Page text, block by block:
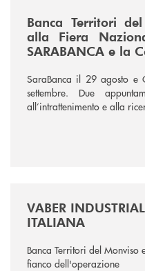
Banca Territori
alla Fiera
SARABANCA e la
SaraBanca il 29 agosto e
settembre. Due
all’intrattenimento e alla
VABER
ITALIANA
Banca Territori del
fianco dell'operazione